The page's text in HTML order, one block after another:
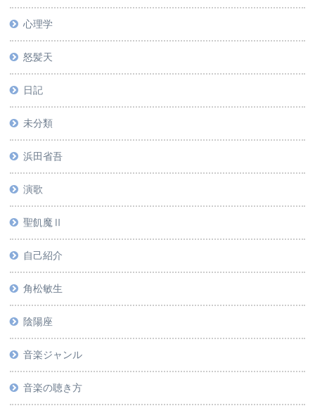
心理学
怒髪天
日記
未分類
浜田省吾
演歌
聖飢魔Ⅱ
自己紹介
角松敏生
陰陽座
音楽ジャンル
音楽の聴き方